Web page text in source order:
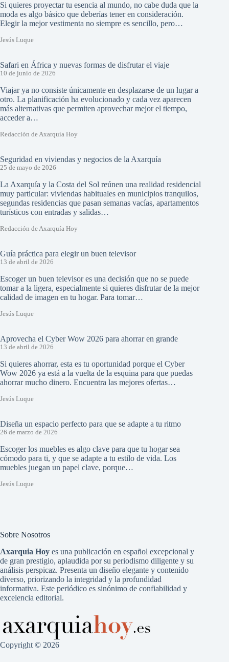
Si quieres proyectar tu esencia al mundo, no cabe duda que la
moda es algo básico que deberías tener en consideración.
Elegir la mejor vestimenta no siempre es sencillo, pero…
Jesús Luque
Safari en África y nuevas formas de disfrutar el viaje
10 de junio de 2026
Viajar ya no consiste únicamente en desplazarse de un lugar a
otro. La planificación ha evolucionado y cada vez aparecen
más alternativas que permiten aprovechar mejor el tiempo,
acceder a…
Redacción de Axarquía Hoy
Seguridad en viviendas y negocios de la Axarquía
25 de mayo de 2026
La Axarquía y la Costa del Sol reúnen una realidad residencial
muy particular: viviendas habituales en municipios tranquilos,
segundas residencias que pasan semanas vacías, apartamentos
turísticos con entradas y salidas…
Redacción de Axarquía Hoy
Guía práctica para elegir un buen televisor
13 de abril de 2026
Escoger un buen televisor es una decisión que no se puede
tomar a la ligera, especialmente si quieres disfrutar de la mejor
calidad de imagen en tu hogar. Para tomar…
Jesús Luque
Aprovecha el Cyber Wow 2026 para ahorrar en grande
13 de abril de 2026
Si quieres ahorrar, esta es tu oportunidad porque el Cyber
Wow 2026 ya está a la vuelta de la esquina para que puedas
ahorrar mucho dinero. Encuentra las mejores ofertas…
Jesús Luque
Diseña un espacio perfecto para que se adapte a tu ritmo
26 de marzo de 2026
Escoger los muebles es algo clave para que tu hogar sea
cómodo para ti, y que se adapte a tu estilo de vida. Los
muebles juegan un papel clave, porque…
Jesús Luque
Sobre Nosotros
Axarquia Hoy es una publicación en español excepcional y
de gran prestigio, aplaudida por su periodismo diligente y su
análisis perspicaz. Presenta un diseño elegante y contenido
diverso, priorizando la integridad y la profundidad
informativa. Este periódico es sinónimo de confiabilidad y
excelencia editorial.
Copyright © 2026